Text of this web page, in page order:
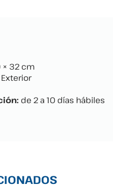
× 32 cm
Exterior
de 2 a 10 días hábiles